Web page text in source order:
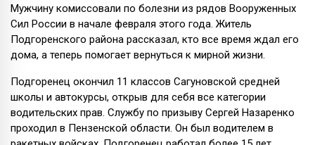
Мужчину комиссовали по болезни из рядов Вооруженных
Сил России в начале февраля этого года. Житель
Подгоренского района рассказал, кто все время ждал его
дома, а теперь помогает вернуться к мирной жизни.
Подгоренец окончил 11 классов Сагуновской средней
школы и автокурсы, открыв для себя все категории
водительских прав. Службу по призыву Сергей Назаренко
проходил в Пензенской области. Он был водителем в